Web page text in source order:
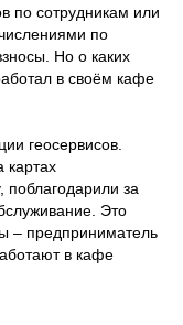
по сотрудникам или
по
Но о каких
в своём кафе
геосервисов.
картах
поблагодарили за
Это
– предприниматель
в кафе